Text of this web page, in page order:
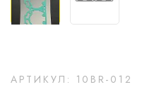
АРТИКУЛ: 10BR-012